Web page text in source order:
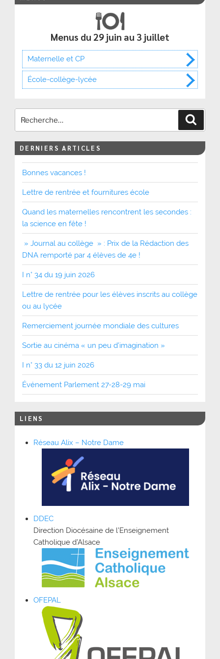
Menus du 29 juin au 3 juillet
Maternelle et CP
École-collège-lycée
DERNIERS ARTICLES
Bonnes vacances !
Lettre de rentrée et fournitures école
Quand les maternelles rencontrent les secondes :
la science en fête !
» Journal au collège » : Prix de la Rédaction des
DNA remporté par 4 élèves de 4e !
I n° 34 du 19 juin 2026
Lettre de rentrée pour les élèves inscrits au collège
ou au lycée
Remerciement journée mondiale des cultures
Sortie au cinéma « un peu d’imagination »
I n° 33 du 12 juin 2026
Événement Parlement 27-28-29 mai
LIENS
Réseau Alix – Notre Dame
DDEC
Direction Diocésaine de l’Enseignement
Catholique d’Alsace
OFEPAL